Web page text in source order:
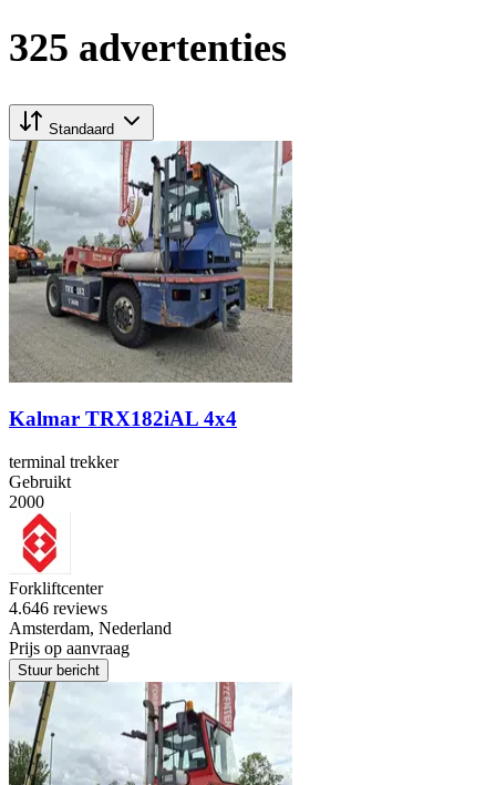
325 advertenties
Standaard
Kalmar TRX182iAL 4x4
terminal trekker
Gebruikt
2000
Forkliftcenter
4.646 reviews
Amsterdam, Nederland
Prijs op aanvraag
Stuur bericht